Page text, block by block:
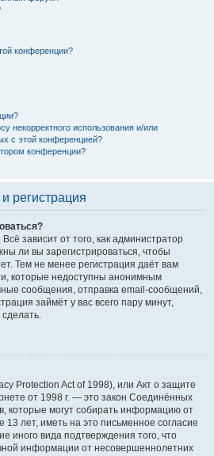
конференции?
некорректного использования и/или
с этой конференцией?
конференции?
регистрация
зависит от того, как администратор
ли вы зарегистрироваться, чтобы
Тем не менее регистрация даёт вам
которые недоступны анонимным
сообщения, отправка email-сообщений,
займёт у вас всего пару минут,
Protection Act of 1998), или Акт о защите
от 1998 г. — это закон Соединённых
которые могут собирать информацию от
лет, иметь на это письменное согласие
иного вида подтверждения того, что
информации от несовершеннолетних